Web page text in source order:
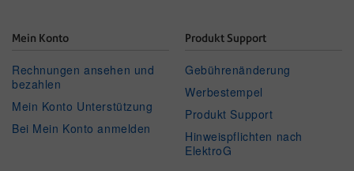
Mein Konto
Rechnungen ansehen und
bezahlen
Mein Konto Unterstützung
Bei Mein Konto anmelden
Produkt Support
Gebührenänderung
Werbestempel
Produkt Support
Hinweispflichten nach
ElektroG